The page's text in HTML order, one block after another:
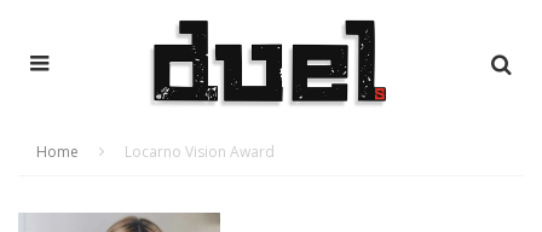
Home Locarno Vision Award